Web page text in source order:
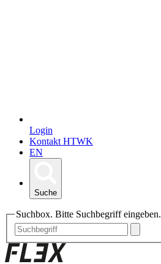
Login
Kontakt HTWK
EN
Suche
Suchbox. Bitte Suchbegriff eingeben.